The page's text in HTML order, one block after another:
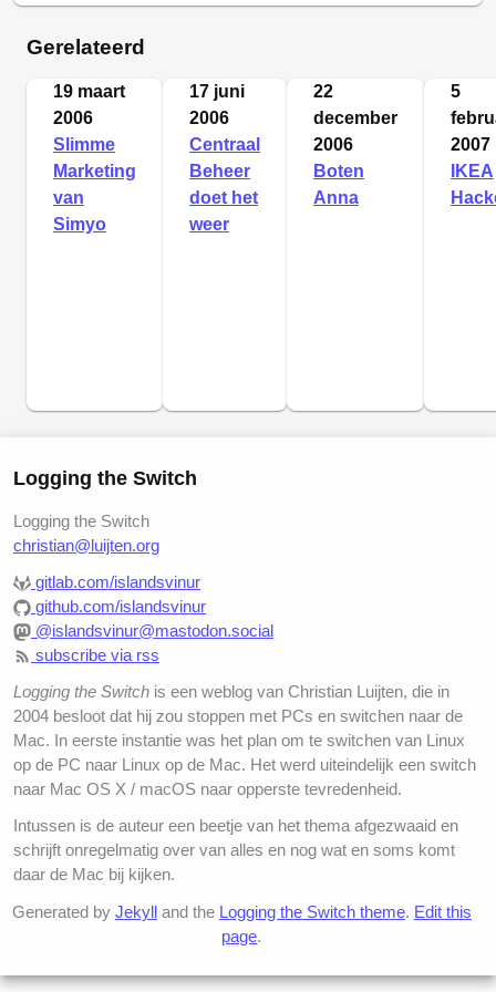
Gerelateerd
19 maart
2006
Slimme
Marketing
van
Simyo
17 juni
2006
Centraal
Beheer
doet het
weer
22
december
2006
Boten
Anna
5
2007
IKEA
Logging the Switch
Logging the Switch
christian@luijten.org
gitlab.com/islandsvinur
github.com/islandsvinur
@islandsvinur@mastodon.social
subscribe via rss
Logging the Switch is een weblog van Christian Luijten, die in
2004 besloot dat hij zou stoppen met PCs en switchen naar de
Mac. In eerste instantie was het plan om te switchen van Linux
op de PC naar Linux op de Mac. Het werd uiteindelijk een switch
naar Mac OS X / macOS naar opperste tevredenheid.
Intussen is de auteur een beetje van het thema afgezwaaid en
schrijft onregelmatig over van alles en nog wat en soms komt
daar de Mac bij kijken.
Generated by Jekylland the Logging the Switch theme. Edit this
page.